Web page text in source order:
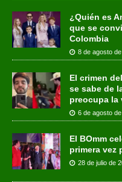
¿Quién es
que se
Colombia
8 de agosto
El crimen
se sabe de
preocupa la
6 de agosto
El BOmm
primera vez
28 de julio de